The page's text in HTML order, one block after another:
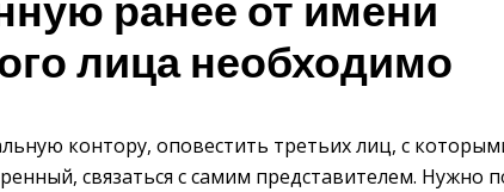
ранее от имени
лица необходимо
контору, оповестить третьих лиц, с
связаться с самим представителем. Нужно